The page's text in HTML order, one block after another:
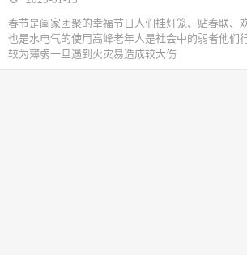
春节是阖家团聚的幸福节日人们挂灯笼、贴春联、
也是水电气的使用高峰老年人是社会中的弱者他们
较为薄弱一旦遇到火灾易造成较大伤